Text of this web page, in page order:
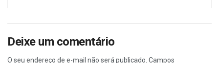
Deixe um comentário
O seu endereço de e-mail não será publicado. Campos